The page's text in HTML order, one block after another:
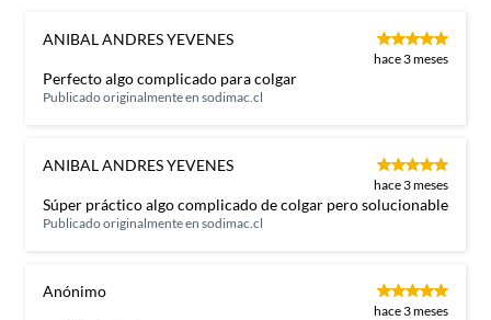
ANIBAL ANDRES YEVENES
hace 3 meses
Perfecto algo complicado para colgar
Publicado originalmente en sodimac.cl
ANIBAL ANDRES YEVENES
hace 3 meses
Súper práctico algo complicado de colgar pero solucionable
Publicado originalmente en sodimac.cl
Anónimo
hace 3 meses